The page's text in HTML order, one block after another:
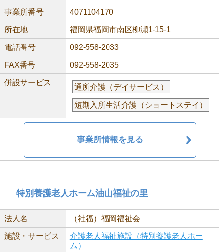
事業所番号 4071104170
所在地 福岡県福岡市南区柳瀬1-15-1
電話番号 092-558-2033
FAX番号 092-558-2035
併設サービス
通所介護（デイサービス）
短期入所生活介護（ショートステイ）
事業所情報を見る
特別養護老人ホーム油山福祉の里
法人名 （社福）福岡福祉会
施設・サービス
介護老人福祉施設（特別養護老人ホー
ム）